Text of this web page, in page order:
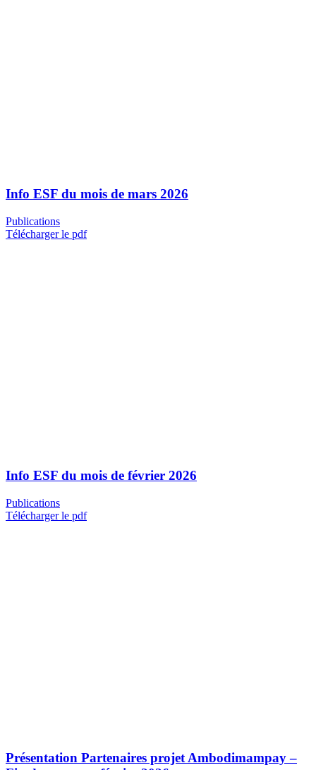
Info ESF du mois de mars 2026
Publications
Télécharger le pdf
Info ESF du mois de février 2026
Publications
Télécharger le pdf
Présentation Partenaires projet Ambodimampay –